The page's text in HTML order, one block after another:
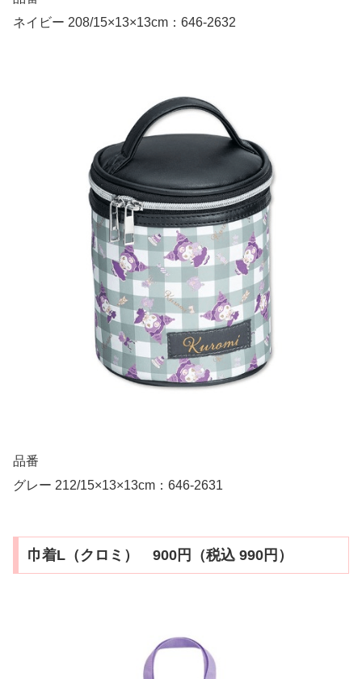
ネイビー 208/15×13×13cm：646-2632
品番
グレー 212/15×13×13cm：646-2631
巾着L（クロミ） 900円（税込 990円）